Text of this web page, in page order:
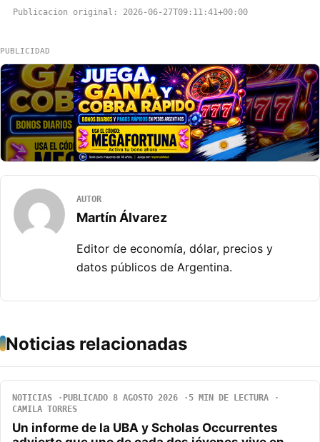
Publicacion original: 2026-06-27T09:11:41+00:00
PUBLICIDAD
AUTOR
Martín Álvarez
Editor de economía, dólar, precios y
datos públicos de Argentina.
Noticias relacionadas
NOTICIAS PUBLICADO 8 AGOSTO 2026
5 MIN DE LECTURA
CAMILA TORRES
Un informe de la UBA y Scholas Occurrentes